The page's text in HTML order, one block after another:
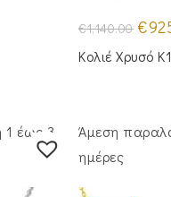
€1,140.00 price
was:
€
Κολιέ Χρυσό
έως 3
Άμεση
ημέρες